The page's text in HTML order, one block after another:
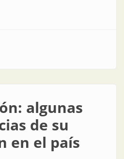
lindas y eficientes que iluminan muy
algunas
de su
en el país